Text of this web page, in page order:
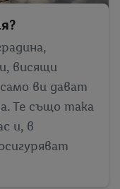
висящи
ви дават
Те също така
и, в